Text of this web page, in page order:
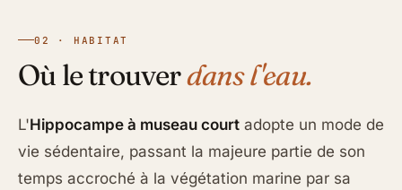
02 · HABITAT
Où le trouverdans l'eau.
L'Hippocampe à museau court adopte un mode de
vie sédentaire, passant la majeure partie de son
temps accroché à la végétation marine par sa